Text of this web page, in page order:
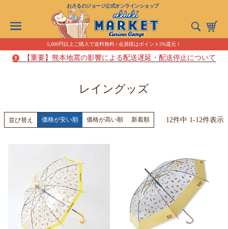
おさるのジョージ公式オンラインショップ
5,000円以上ご購入で送料無料 | 会員様はポイント5%還元！
【重要】熊本地震の影響による配送遅延・配送停止について
レイングッズ
並び替え 価格が安い順 価格が高い順 新着順 12件中 1-12件表示